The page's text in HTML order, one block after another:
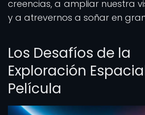
creencias, a ampliar nuestra
y a atrevernos a soñar en
Los Desafíos de la
Exploración
Película